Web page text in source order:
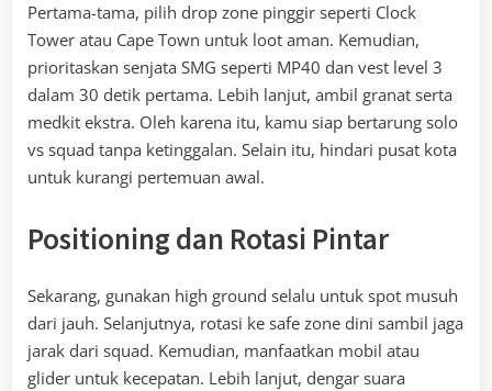
Pertama-tama, pilih drop zone pinggir seperti Clock
Tower atau Cape Town untuk loot aman. Kemudian,
prioritaskan senjata SMG seperti MP40 dan vest level 3
dalam 30 detik pertama. Lebih lanjut, ambil granat serta
medkit ekstra. Oleh karena itu, kamu siap bertarung solo
vs squad tanpa ketinggalan. Selain itu, hindari pusat kota
untuk kurangi pertemuan awal.
Positioning dan Rotasi Pintar
Sekarang, gunakan high ground selalu untuk spot musuh
dari jauh. Selanjutnya, rotasi ke safe zone dini sambil jaga
jarak dari squad. Kemudian, manfaatkan mobil atau
glider untuk kecepatan. Lebih lanjut, dengar suara